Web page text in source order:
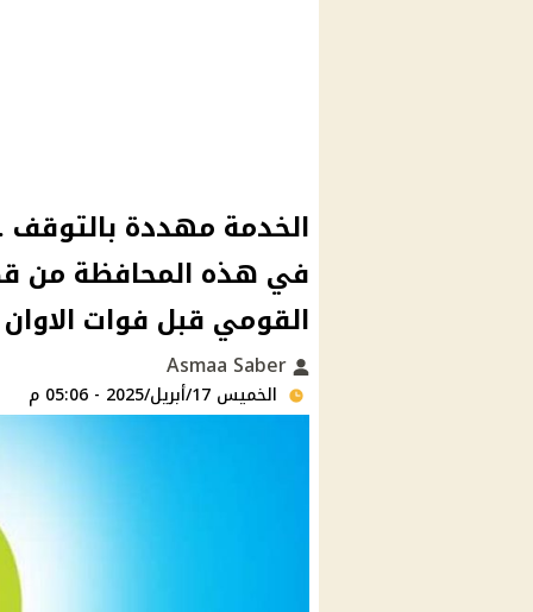
الخدمة مهددة بالتوقف
في هذه المحافظة من
القومي قبل فوات الاوان
الخميس 17/أبريل/2025 - 05:06 م